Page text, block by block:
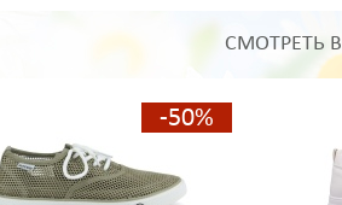
СМОТРЕТЬ
-50%